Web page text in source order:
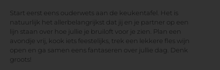
Start eerst eens ouderwets aan de keukentafel. Het is
natuurlijk het allerbelangrijkst dat jij en je partner op een
lijn staan over hoe jullie je bruiloft voor je zien. Plan een
avondje vrij, kook iets feestelijks, trek een lekkere fles wijn
open en ga samen eens fantaseren over jullie dag. Denk
groots!